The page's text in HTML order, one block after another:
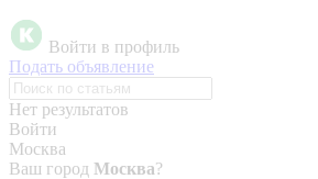
Войти в профиль
Подать объявление
Нет результатов
Войти
Москва
Ваш город Москва?